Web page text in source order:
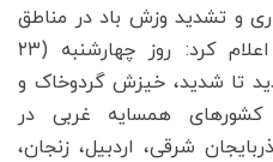
و تشدید وزش باد در مناطق
مختلف کشور هشدار داد و اعلام کرد: روز چهارشنبه (۲۳
تا شدید، خیزش گردوخاک و
کشورهای همسایه غربی در
شرقی، اردبیل، زنجان،